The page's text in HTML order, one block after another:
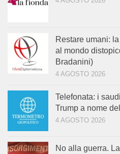
Restare umani:
al mondo
Bradanini)
4 AGOSTO 2026
Telefonata: i
Trump a nome
4 AGOSTO 2026
No alla guerra.